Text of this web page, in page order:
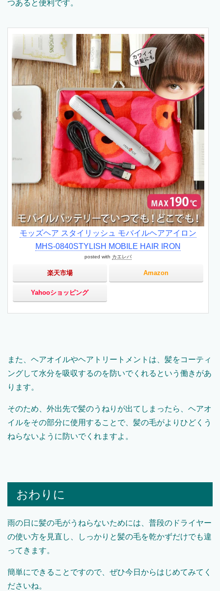
つあると便利です。
モッズヘア スタイリッシュ モバイルヘアアイロン
MHS-0840STYLISH MOBILE HAIR IRON
posted with カエレバ
楽天市場 Amazon
Yahooショッピング
また、ヘアオイルやヘアトリートメントは、髪をコーティ
ングして水分を吸収するのを防いでくれるという働きがあ
ります。
そのため、外出先で髪のうねりが出てしまったら、ヘアオ
イルをその部分に使用することで、髪の毛がよりひどくう
ねらないように防いでくれますよ。
おわりに
雨の日に髪の毛がうねらないためには、普段のドライヤー
の使い方を見直し、しっかりと髪の毛を乾かずだけでも違
ってきます。
簡単にできることですので、ぜひ今日からはじめてみてく
ださいね。